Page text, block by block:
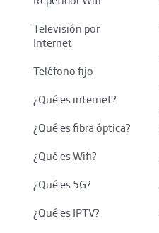
Televisión por
Internet
Teléfono fijo
¿Qué es internet?
¿Qué es fibra óptica?
¿Qué es Wifi?
¿Qué es 5G?
¿Qué es IPTV?